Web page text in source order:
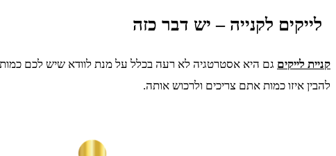
לייקים לקנייה – יש דבר כזה
קניית לייקים גם היא אסטרטגיה לא רעה בכלל על מנת לוודא שיש לכם כמות
להבין איזו כמות אתם צריכים ולרכוש אותה.